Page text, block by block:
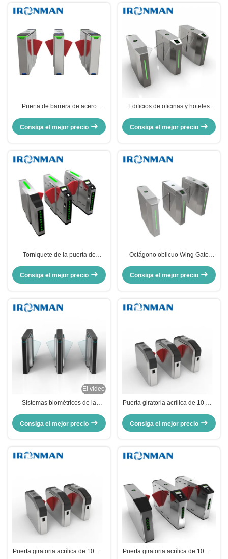
Puerta de barrera de acero
para edificios modernos IM.XY.03
Tornostil de control de acceso
Consiga el mejor precio
Edificios de oficinas y hoteles
reconocimiento facial Código QR
RFID
Consiga el mejor precio
Torniquete de la puerta de
SUS304, sistema del control de
acceso de la barrera de la aleta
Consiga el mejor precio
Octágono oblicuo Wing Gate
acceso de lujo de los torniquetes
Consiga el mejor precio
El video
Sistemas biométricos de la
desventaja de la barrera de la
aleta para el lugar de gama alta
Consiga el mejor precio
Puerta giratoria acrílica de 10 mm
Consiga el mejor precio
Puerta giratoria acrílica de 10 mm
Puerta giratoria acrílica de 10 mm